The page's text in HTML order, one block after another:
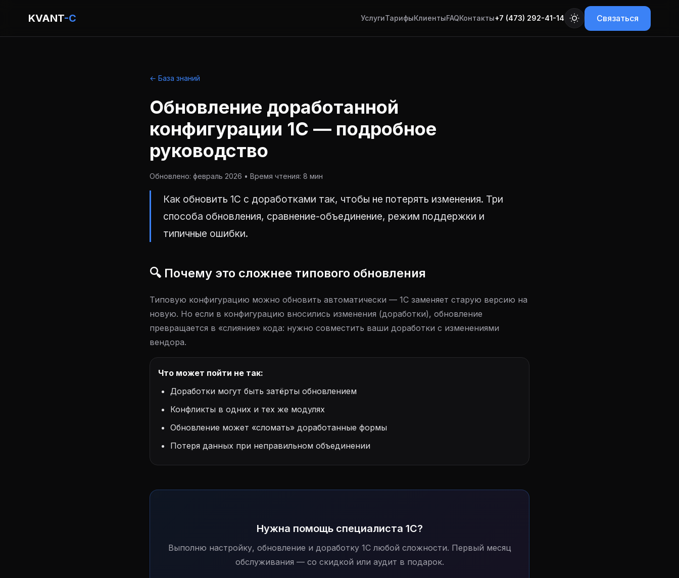
KVANT-C УслугиТарифыКлиентыFAQКонтакты+7 (473) 292-41-14 Связаться
← База знаний
Обновление доработанной
конфигурации 1С — подробное
руководство
Обновлено: февраль 2026 • Время чтения: 8 мин
Как обновить 1С с доработками так, чтобы не потерять изменения. Три
способа обновления, сравнение-объединение, режим поддержки и
типичные ошибки.
🔍 Почему это сложнее типового обновления
Типовую конфигурацию можно обновить автоматически — 1С заменяет старую версию на
новую. Но если в конфигурацию вносились изменения (доработки), обновление
превращается в «слияние» кода: нужно совместить ваши доработки с изменениями
вендора.
Что может пойти не так:
Доработки могут быть затёрты обновлением
Конфликты в одних и тех же модулях
Обновление может «сломать» доработанные формы
Потеря данных при неправильном объединении
Нужна помощь специалиста 1С?
Выполню настройку, обновление и доработку 1С любой сложности. Первый месяц
обслуживания — со скидкой или аудит в подарок.